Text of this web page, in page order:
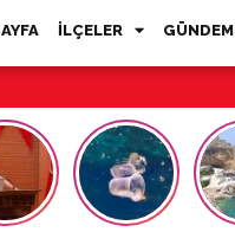
İLÇELER GÜNDEM